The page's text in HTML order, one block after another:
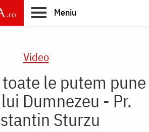
Meniu
Video
le putem pune
Dumnezeu - Pr.
Sturzu